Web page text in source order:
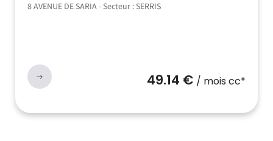
8 AVENUE DE SARIA - Secteur : SERRIS
49.14 € / mois cc*